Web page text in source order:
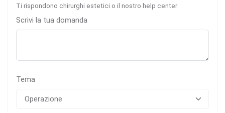
Ti rispondono chirurghi estetici o il nostro help center
Scrivi la tua domanda
Tema